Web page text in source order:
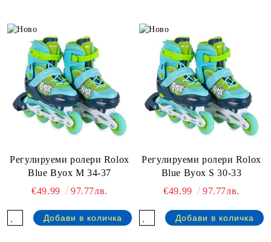
Регулируеми ролери Rolox
Blue Byox М 34-37
€49.99
97.77лв.
Регулируеми ролери Rolox
Blue Byox S 30-33
€49.99
97.77лв.